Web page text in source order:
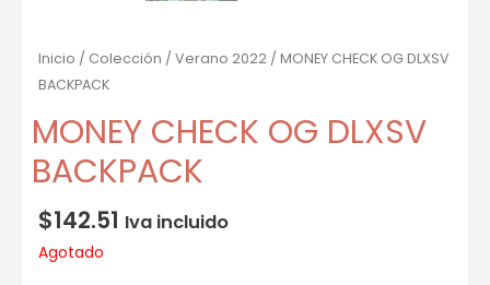
Inicio / Colección / Verano 2022 / MONEY CHECK OG DLXSV
BACKPACK
MONEY CHECK OG DLXSV
BACKPACK
$142.51 Iva incluido
Agotado